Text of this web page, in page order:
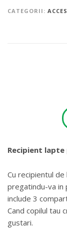
CATEGORII:
Recipient lapte
Cu recipientul
pregatindu-va in
include 3
Cand copilul tau
gustari.